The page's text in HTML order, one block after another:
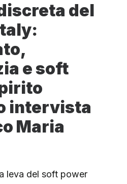
del
e soft
intervista
Maria
leva del soft power